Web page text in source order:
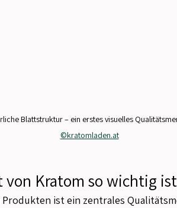
Blattstruktur – ein erstes visuelles
©kratomladen.at
von Kratom so wichtig ist
ist ein zentrales